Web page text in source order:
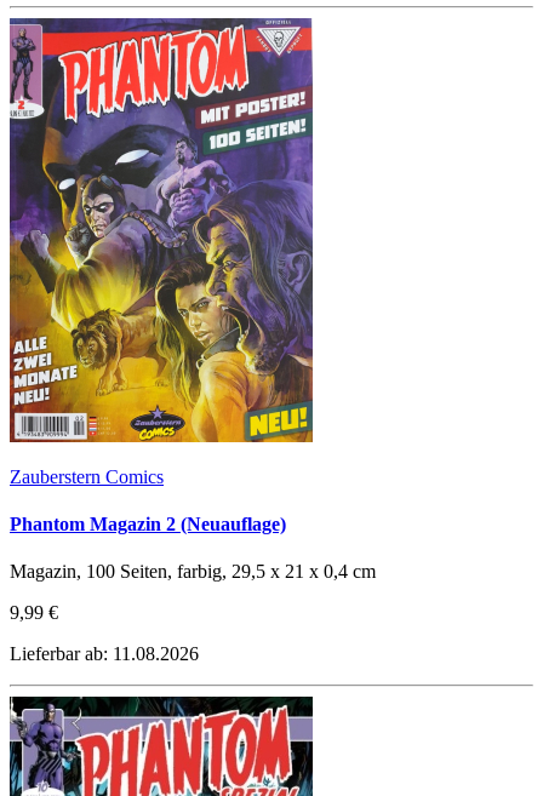
Zauberstern Comics
Phantom Magazin 2 (Neuauflage)
Magazin, 100 Seiten, farbig, 29,5 x 21 x 0,4 cm
9,99 €
Lieferbar ab: 11.08.2026